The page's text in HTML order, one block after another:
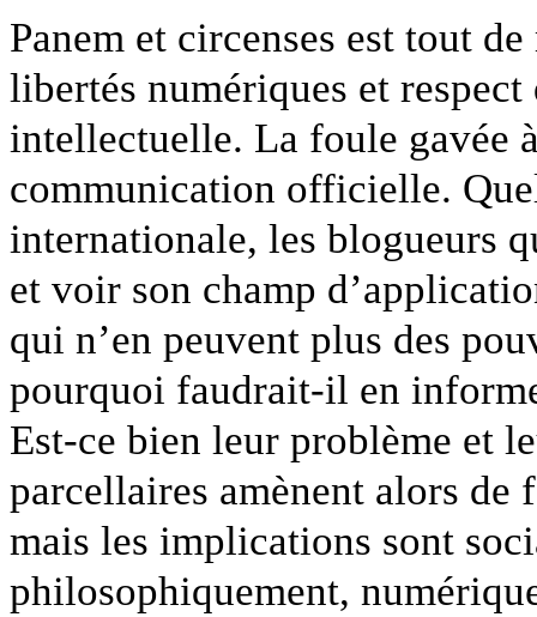
Panem et circenses est tout
libertés numériques et
intellectuelle. La foule gavée
communication officielle.
internationale, les blogueurs
et voir son champ
qui n’en peuvent plus des
pourquoi faudrait-il en
Est-ce bien leur problème et
parcellaires amènent alors de
mais les implications sont
philosophiquement,